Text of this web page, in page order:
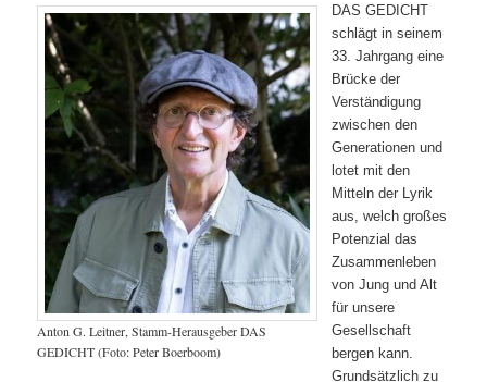
Anton G. Leitner, Stamm-Herausgeber DAS
GEDICHT (Foto: Peter Boerboom)
DAS GEDICHT
schlägt in seinem
33. Jahrgang eine
Brücke der
Verständigung
zwischen den
Generationen und
lotet mit den
Mitteln der Lyrik
aus, welch großes
Potenzial das
Zusammenleben
von Jung und Alt
für unsere
Gesellschaft
bergen kann.
Grundsätzlich zu